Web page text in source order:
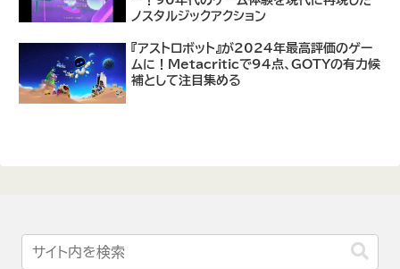
ノスタルジックアクション
『アストロボット』が2024年最高評価のゲー
ムに！Metacriticで94点、GOTYの有力候
補として注目集める